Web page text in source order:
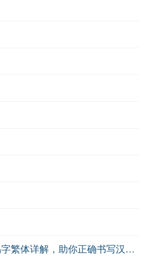
易的繁体字怎么写？这份易字繁体详解，助你正确书写汉字_汉字繁体学习